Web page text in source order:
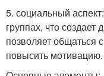
5. социальный
группах, что
позволяет общаться
повысить мотивацию.